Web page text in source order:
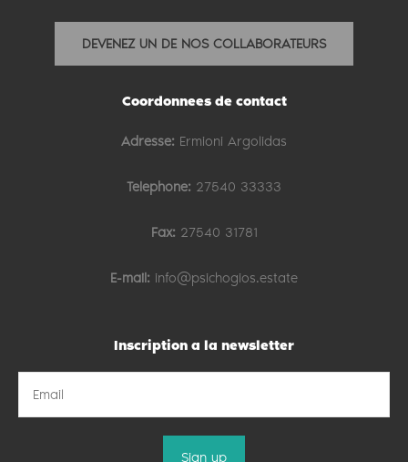
DEVENEZ UN DE NOS COLLABORATEURS
Coordonnees de contact
Adresse: Ermioni Argolidas
Telephone: 27540 33333
Fax: 27540 31781
E-mail: info@psichogios.estate
Inscription a la newsletter